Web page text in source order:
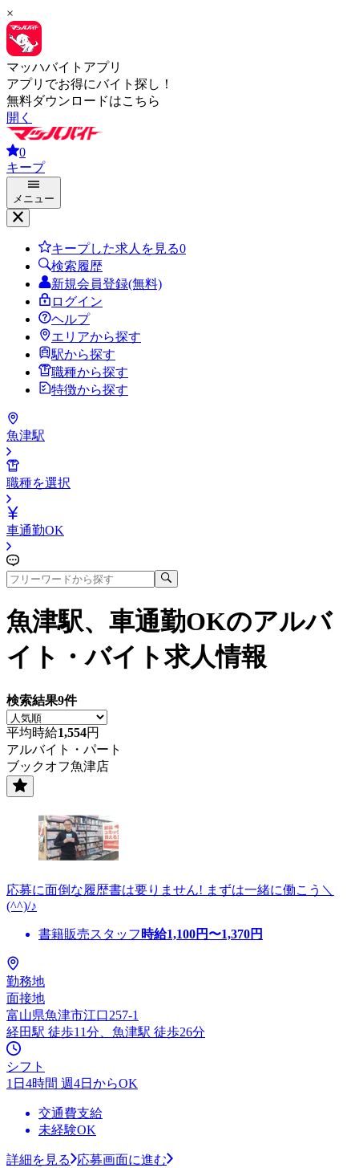
×
マッハバイトアプリ
アプリでお得にバイト探し！
無料ダウンロードはこちら
開く
0
キープ
メニュー
キープした求人を見る0
検索履歴
新規会員登録(無料)
ログイン
ヘルプ
エリアから探す
駅から探す
職種から探す
特徴から探す
魚津駅
職種を選択
車通勤OK
魚津駅、車通勤OKのアルバ
イト・バイト求人情報
検索結果9件
平均時給1,554円
アルバイト・パート
ブックオフ魚津店
応募に面倒な履歴書は要りません! まずは一緒に働こう＼
(^^)/♪
書籍販売スタッフ 時給1,100円〜1,370円
勤務地
面接地
富山県魚津市江口257-1
経田駅 徒歩11分、魚津駅 徒歩26分
シフト
1日4時間 週4日からOK
交通費支給
未経験OK
詳細を見る
応募画面に進む